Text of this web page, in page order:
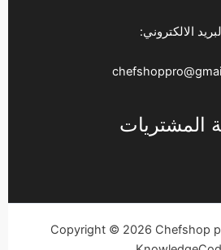
الالكتروني:
المشتريات
Copyright © 2026 Chefshop